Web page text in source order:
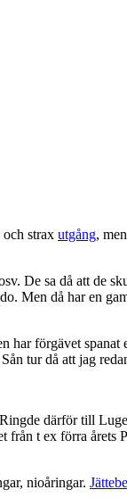
strax utgång,
De sa då att de
Men då har en
har förgävet
tur då att jag
därför till
t ex förra årets
nioåringar.